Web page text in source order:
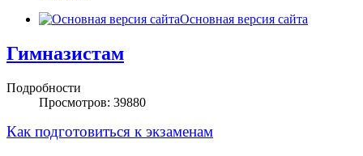
Основная версия сайта
Гимназистам
Подробности
Просмотров: 39880
Как подготовиться к экзаменам